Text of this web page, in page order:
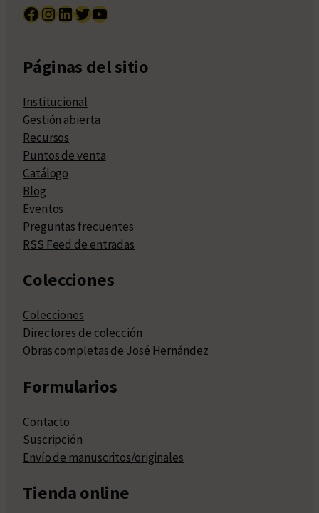
Facebook InstagramLinkedIn Twitter YouTube
Páginas del sitio
Institucional
Gestión abierta
Recursos
Puntos de venta
Catálogo
Blog
Eventos
Preguntas frecuentes
RSS Feed de entradas
Colecciones
Colecciones
Directores de colección
Obras completas de José Hernández
Formularios
Contacto
Suscripción
Envío de manuscritos/originales
Tienda online